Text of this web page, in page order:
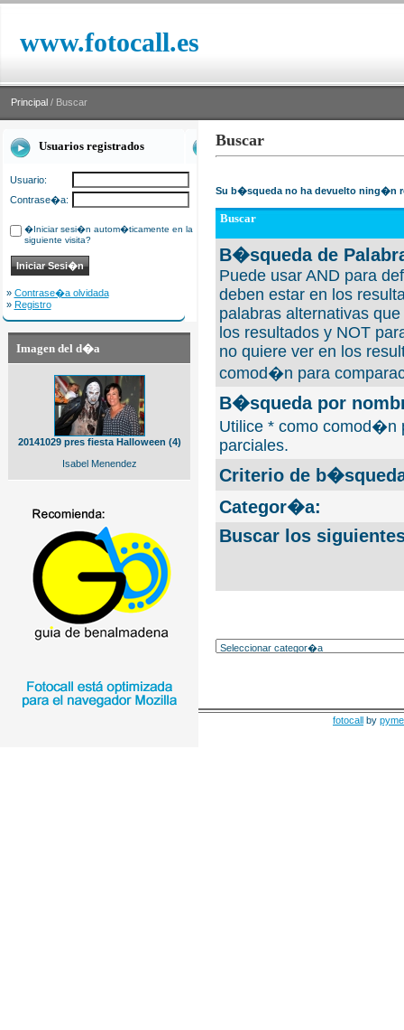
www.fotocall.es
Principal / Buscar
Usuarios registrados
Usuario:
Contrase�a:
�Iniciar sesi�n autom�ticamente en la
siguiente visita?
» Contrase�a olvidada
» Registro
Imagen del d�a
20141029 pres fiesta Halloween (4)
Isabel Menendez
Buscar
Su b�squeda no ha devuelto ning�n
Buscar
B�squeda de
Puede usar AND para
deben estar en los
palabras alternativas
los resultados y NOT
no quiere ver en los
comod�n para
B�squeda por
Utilice * como comod�n
parciales.
Criterio de
Categor�a:
Buscar los
fotocall by